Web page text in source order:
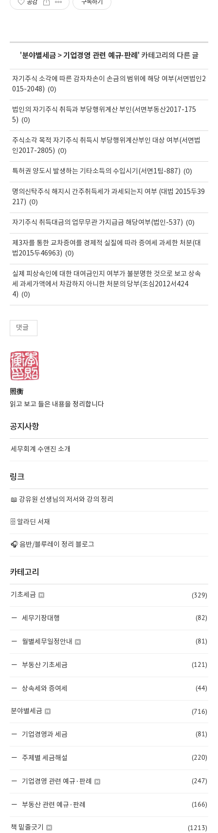
공감 구독하기
'분야별세금>기업경영 관련 예규·판례 ' 카테고리의 다른 글
자기주식 소각에 따른 감자차손이 손금의 범위에 해당 여부(서면법인2
015-2048) (0)
법인의 자기주식 취득과 부당행위계산 부인(서면부동산2017-175
5) (0)
주식소각 목적 자기주식 취득시 부당행위계산부인 대상 여부(서면법
인2017-2805) (0)
특허권 양도시 발생하는 기타소득의 수입시기(서면1팀-887) (0)
명의신탁주식 해지시 간주취득세가 과세되는지 여부 (대법 2015두39
217) (0)
자기주식 취득대금의 업무무관 가지급금 해당여부(법인-537) (0)
제3자를 통한 교차증여를 경제적 실질에 따라 증여세 과세한 처분(대
법2015두46963) (0)
실제 피상속인에 대한 대여금인지 여부가 불분명한 것으로 보고 상속
세 과세가액에서 차감하지 아니한 처분의 당부(조심2012서424
4) (0)
댓글
照衡
읽고 보고 들은 내용을 정리합니다
공지사항
세무회계 수앤진 소개
링크
📖 강유원 선생님의 저서와 강의 정리
🗄️ 알라딘 서재
🎧 음반/블루레이 정리 블로그
카테고리
기초세금 (329)
세무기장대행 (82)
월별세무일정안내 (81)
부동산 기초세금 (121)
상속세와 증여세 (44)
분야별세금 (716)
기업경영과 세금 (81)
주제별 세금해설 (220)
기업경영 관련 예규·판례 (247)
부동산 관련 예규·판례 (166)
책 밑줄긋기 (1213)